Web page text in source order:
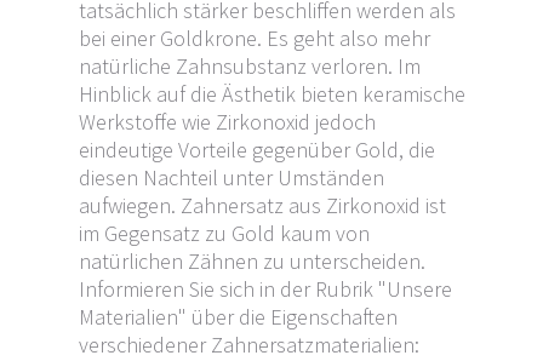
tatsächlich stärker beschliffen werden als
bei einer Goldkrone. Es geht also mehr
natürliche Zahnsubstanz verloren. Im
Hinblick auf die Ästhetik bieten keramische
Werkstoffe wie Zirkonoxid jedoch
eindeutige Vorteile gegenüber Gold, die
diesen Nachteil unter Umständen
aufwiegen. Zahnersatz aus Zirkonoxid ist
im Gegensatz zu Gold kaum von
natürlichen Zähnen zu unterscheiden.
Informieren Sie sich in der Rubrik "Unsere
Materialien" über die Eigenschaften
verschiedener Zahnersatzmaterialien: